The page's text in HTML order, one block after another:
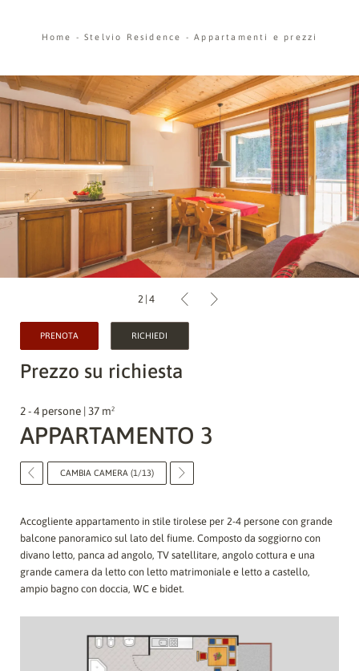
Home -Stelvio Residence -Appartamenti e prezzi
2 | 4
PRENOTA RICHIEDI
Prezzo su richiesta
2 - 4 persone | 37 m²
APPARTAMENTO 3
CAMBIA CAMERA (1/13)
Accogliente appartamento in stile tirolese per 2-4 persone con grande
balcone panoramico sul lato del fiume. Composto da soggiorno con
divano letto, panca ad angolo, TV satellitare, angolo cottura e una
grande camera da letto con letto matrimoniale e letto a castello,
ampio bagno con doccia, WC e bidet.